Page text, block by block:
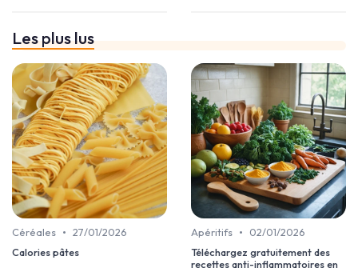
Les plus lus
Céréales • 27/01/2026
Calories pâtes
Apéritifs •
02/01/2026
Téléchargez gratuitement des
recettes anti-inflammatoires en